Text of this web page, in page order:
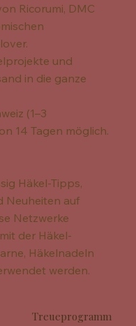
Ricorumi, DMC
und
in die ganze
(1–3
14 Tagen möglich.
Häkel-Tipps,
Neuheiten auf
Netzwerke
der Häkel-
Häkelnadeln
werden.
Treueprogramm